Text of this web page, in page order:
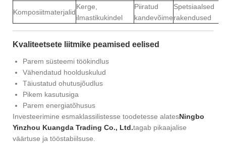
Komposiitmaterjalid
Kerge,
ilmastikukindel
Piiratud
kandevõime
Spetsiaalsed
rakendused
Kvaliteetsete liitmike peamised eelised
Parem süsteemi töökindlus
Vähendatud hoolduskulud
Täiustatud ohutusjõudlus
Pikem kasutusiga
Parem energiatõhusus
Investeerimine esmaklassilistesse toodetesse alatesNingbo
Yinzhou Kuangda Trading Co., Ltd.tagab pikaajalise
väärtuse ja tööstabiilsuse.